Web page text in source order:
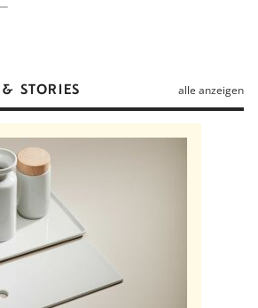
Edition
zwischen 1926-30, Umsetzung 1934 bei
Deutschland
Grand Prix der Weltausstellung in Paris
STORIES alle anzeigen